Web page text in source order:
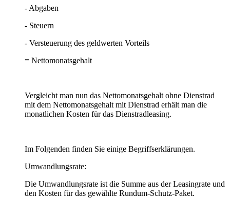
- Abgaben
- Steuern
- Versteuerung des geldwerten Vorteils
= Nettomonatsgehalt
Vergleicht man nun das Nettomonatsgehalt ohne Dienstrad
mit dem Nettomonatsgehalt mit Dienstrad erhält man die
monatlichen Kosten für das Dienstradleasing.
Im Folgenden finden Sie einige Begriffserklärungen.
Umwandlungsrate:
Die Umwandlungsrate ist die Summe aus der Leasingrate und
den Kosten für das gewählte Rundum-Schutz-Paket.